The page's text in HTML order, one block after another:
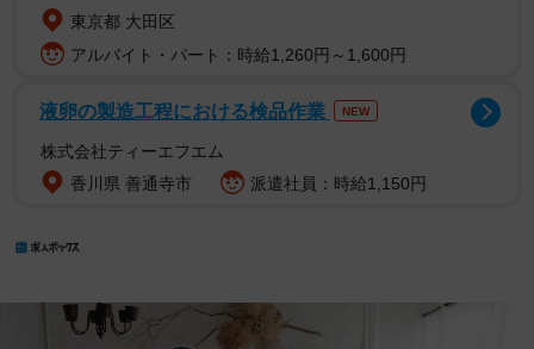
東京都 大田区
アルバイト・パート：時給1,260円～1,600円
液卵の製造工程における検品作業 NEW
株式会社ティーエフエム
香川県 善通寺市
派遣社員：時給1,150円